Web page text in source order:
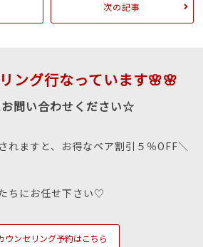
次の記事
ング行なっています🌸🌸
お問い合わせください☆
れますと、お得なペア割引５％OFF＼
ちにお任せ下さい♡
ウンセリング予約はこちら